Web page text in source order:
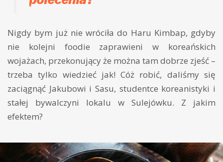
Nigdy bym już nie wróciła do Haru Kimbap, gdyby
nie kolejni foodie zaprawieni w koreańskich
wojażach, przekonujący że można tam dobrze zjeść –
trzeba tylko wiedzieć jak! Cóż robić, daliśmy się
zaciągnąć Jakubowi i Sasu, studentce koreanistyki i
stałej bywalczyni lokalu w Sulejówku. Z jakim
efektem?